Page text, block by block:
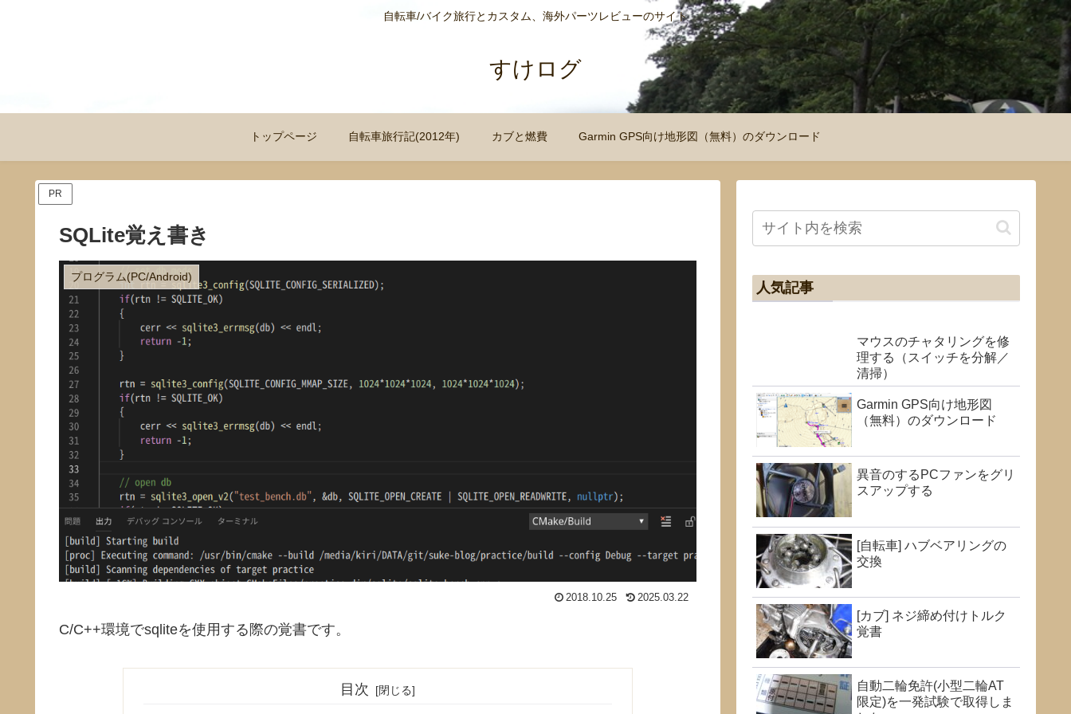
自転車/バイク旅行とカスタム、海外パーツレビューのサイト
すけログ
トップページ 自転車旅行記(2012年) カブと燃費 Garmin GPS向け地形図（無料）のダウンロード
PR
SQLite覚え書き
プログラム(PC/Android)
2018.10.25 2025.03.22
C/C++環境でsqliteを使用する際の覚書です。
目次
人気記事
マウスのチャタリングを修
理する（スイッチを分解／
清掃）
Garmin GPS向け地形図
（無料）のダウンロード
異音のするPCファンをグリ
スアップする
[自転車] ハブベアリングの
交換
[カブ] ネジ締め付けトルク
覚書
自動二輪免許(小型二輪AT
限定)を一発試験で取得しま